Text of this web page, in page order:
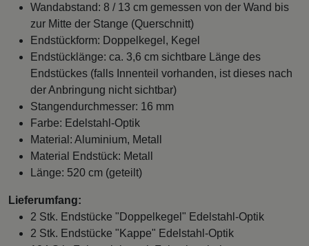
Wandabstand: 8 / 13 cm gemessen von der Wand bis
zur Mitte der Stange (Querschnitt)
Endstückform: Doppelkegel, Kegel
Endstücklänge: ca. 3,6 cm sichtbare Länge des
Endstückes (falls Innenteil vorhanden, ist dieses nach
der Anbringung nicht sichtbar)
Stangendurchmesser: 16 mm
Farbe: Edelstahl-Optik
Material: Aluminium, Metall
Material Endstück: Metall
Länge: 520 cm (geteilt)
Lieferumfang:
2 Stk. Endstücke "Doppelkegel" Edelstahl-Optik
2 Stk. Endstücke "Kappe" Edelstahl-Optik